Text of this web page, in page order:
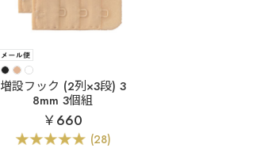
増設フック (2列×3段) 3
8mm 3個組
￥660
(28)